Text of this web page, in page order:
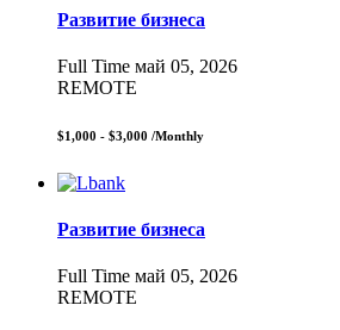
Развитие бизнеса
Full Time май 05, 2026
REMOTE
$1,000 - $3,000 /Monthly
Развитие бизнеса
Full Time май 05, 2026
REMOTE